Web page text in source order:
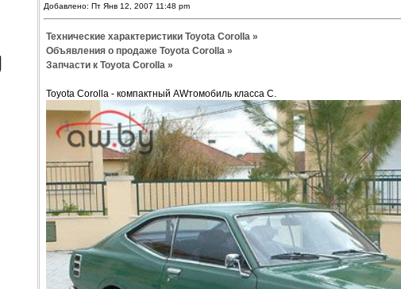
Добавлено: Пт Янв 12, 2007 11:48 pm
Технические характеристики Toyota Corolla »
Объявления о продаже Toyota Corolla »
Запчасти к Toyota Corolla »
Toyota Corolla - компактный AWтомобиль класса С.